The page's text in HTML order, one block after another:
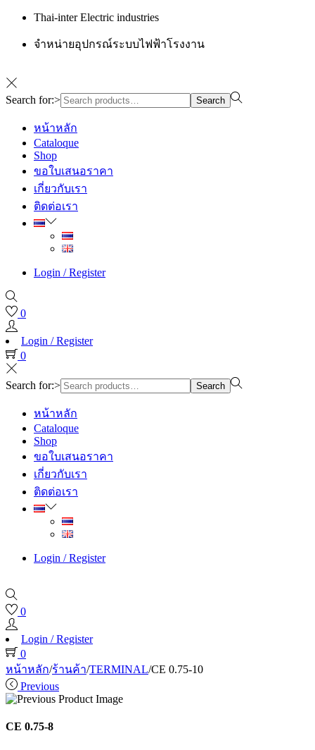
Thai-inter Electric industries
จำหน่ายอุปกรณ์ระบบไฟฟ้าโรงงาน
Search for:> Search
หน้าหลัก
Cataloque
Shop
ขอใบเสนอราคา
เกี่ยวกับเรา
ติดต่อเรา
Login / Register
0
Login / Register
0
Search for:> Search
หน้าหลัก
Cataloque
Shop
ขอใบเสนอราคา
เกี่ยวกับเรา
ติดต่อเรา
Login / Register
0
Login / Register
0
หน้าหลัก/ร้านค้า/TERMINAL/CE 0.75-10
Previous
CE 0.75-8